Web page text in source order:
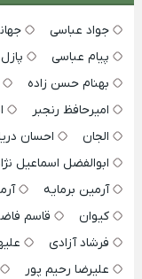
جواد عباسی
پیام عباسی
بهنام حسن زاده
امیرحافظ رنجبر
الجان
احسان
ابوالفضل اسماعیل
آرمین برمایه
کیوان
قاسم
فرشاد آزادی
علیرضا رحیم پور